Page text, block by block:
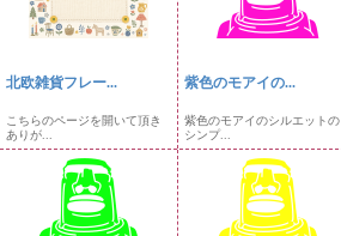
北欧雑貨フレー...
こちらのページを開いて頂き
ありが...
紫色のモアイの...
紫色のモアイのシルエットの
シンプ...